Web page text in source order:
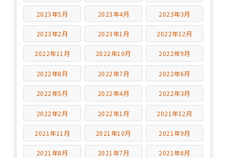
2023年5月 2023年4月 2023年3月
2023年2月 2023年1月 2022年12月
2022年11月 2022年10月 2022年9月
2022年8月 2022年7月 2022年6月
2022年5月 2022年4月 2022年3月
2022年2月 2022年1月 2021年12月
2021年11月 2021年10月 2021年9月
2021年8月 2021年7月 2021年6月